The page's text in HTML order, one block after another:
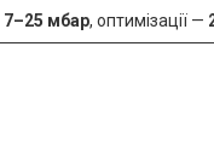
7–25 мбар, оптимізації —